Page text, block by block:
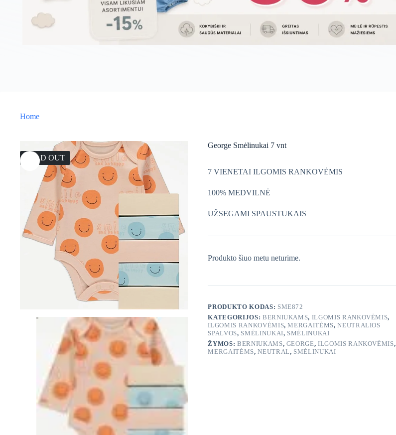
Home
SOLD OUT
George Smėlinukai 7 vnt
7 VIENETAI ILGOMIS RANKOVĖMIS
100% MEDVILNĖ
UŽSEGAMI SPAUSTUKAIS
Produkto šiuo metu neturime.
PRODUKTO KODAS: SME872
KATEGORIJOS: BERNIUKAMS, ILGOMIS RANKOVĖMIS,
ILGOMIS RANKOVĖMIS,MERGAITĖMS,NEUTRALIOS
SPALVOS, SMĖLINUKAI, SMĖLINUKAI
ŽYMOS:BERNIUKAMS, GEORGE,ILGOMIS RANKOVĖMIS,
MERGAITĖMS,NEUTRAL, SMĖLINUKAI